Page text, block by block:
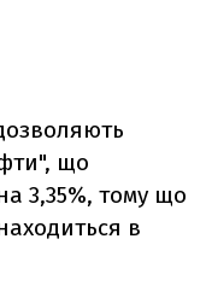
що
3,35%, тому що
в